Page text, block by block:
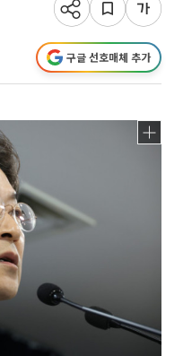
구글 선호매체 추가